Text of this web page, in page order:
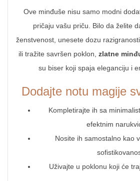
Ove minđuše nisu samo modni
pričaju vašu priču. Bilo da želite
ženstvenost, unesete dozu
ili tražite savršen poklon, zlatne
su biser koji spaja eleganciju i
Dodajte notu magije
Kompletirajte ih sa
efektnim
Nosite ih samostalno kao
Uživajte u poklonu koji će